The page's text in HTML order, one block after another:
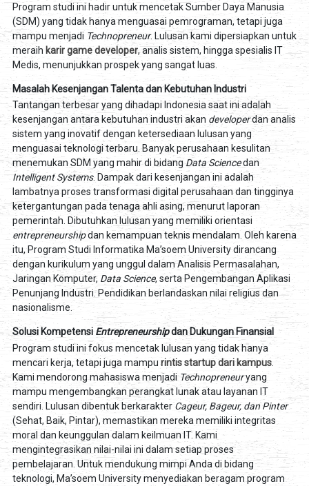
Program studi ini hadir untuk mencetak Sumber Daya Manusia
(SDM) yang tidak hanya menguasai pemrograman, tetapi juga
mampu menjadi Technopreneur. Lulusan kami dipersiapkan untuk
meraih karir game developer, analis sistem, hingga spesialis IT
Medis, menunjukkan prospek yang sangat luas.
Masalah Kesenjangan Talenta dan Kebutuhan Industri
Tantangan terbesar yang dihadapi Indonesia saat ini adalah
kesenjangan antara kebutuhan industri akan developerdan analis
sistem yang inovatif dengan ketersediaan lulusan yang
menguasai teknologi terbaru. Banyak perusahaan kesulitan
menemukan SDM yang mahir di bidang Data Sciencedan
Intelligent Systems. Dampak dari kesenjangan ini adalah
lambatnya proses transformasi digital perusahaan dan tingginya
ketergantungan pada tenaga ahli asing, menurut laporan
pemerintah. Dibutuhkan lulusan yang memiliki orientasi
entrepreneurshipdan kemampuan teknis mendalam. Oleh karena
itu, Program Studi Informatika Ma’soem University dirancang
dengan kurikulum yang unggul dalam Analisis Permasalahan,
Jaringan Komputer, Data Science, serta Pengembangan Aplikasi
Penunjang Industri. Pendidikan berlandaskan nilai religius dan
nasionalisme.
Solusi Kompetensi Entrepreneurshipdan Dukungan Finansial
Program studi ini fokus mencetak lulusan yang tidak hanya
mencari kerja, tetapi juga mampu rintis startup dari kampus.
Kami mendorong mahasiswa menjadi Technopreneuryang
mampu mengembangkan perangkat lunak atau layanan IT
sendiri. Lulusan dibentuk berkarakter Cageur, Bageur, dan Pinter
(Sehat, Baik, Pintar), memastikan mereka memiliki integritas
moral dan keunggulan dalam keilmuan IT. Kami
mengintegrasikan nilai-nilai ini dalam setiap proses
pembelajaran. Untuk mendukung mimpi Anda di bidang
teknologi, Ma’soem University menyediakan beragam program